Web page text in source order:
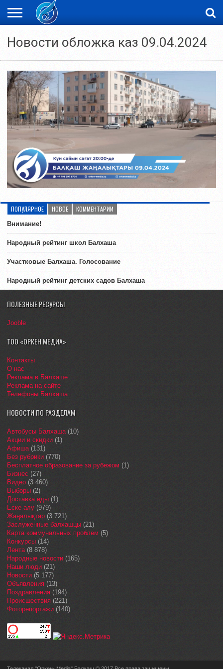
НОВОСТИ
ВИДЕО
ФОТОРЕПОРТАЖИ
ОРКЕН
Новости обложка каз 09.04.2024
ПОПУЛЯРНОЕ НОВОЕ КОММЕНТАРИИ
Внимание!
Народный рейтинг школ Балхаша
Участковые Балхаша. Голосование
Народный рейтинг детских садов Балхаша
ПОЛЕЗНЫЕ РЕСУРСЫ
Jooble
ТОО «ОРКЕН МЕДИА»
Контакты
О нас
Реклама в Балхаше
Реклама на сайте
Телефоны Балхаша
НОВОСТИ ПО РАЗДЕЛАМ
Автобусы Балхаша(10)
Акции и скидки (1)
Афиша(131)
Без рубрики (770)
Бесплатное образование за рубежом (1)
Бизнес (27)
Видео (3 460)
Выборы (2)
Доставка еды (1)
Еске алу (979)
Жаңалықтар (3 721)
Заслуженные балхашцы (21)
Карта коммунальных проблем (5)
Конкурсы (14)
Лента(8 878)
Народные новости (165)
Наши люди (21)
Новости (5 177)
Объявления (13)
Поздравления (194)
Происшествия (221)
Фоторепортажи (140)